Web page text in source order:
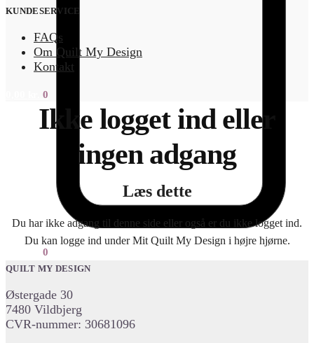
0
KUNDESERVICE
FAQs
Om Quilt My Design
Kontakt
0
Ikke logget ind eller
ingen adgang
Læs dette
Du har ikke adgang til denne side eller også er du ikke logget ind.
Du kan logge ind under Mit Quilt My Design i højre hjørne.
QUILT MY DESIGN
Østergade 30
7480 Vildbjerg
CVR-nummer: 30681096